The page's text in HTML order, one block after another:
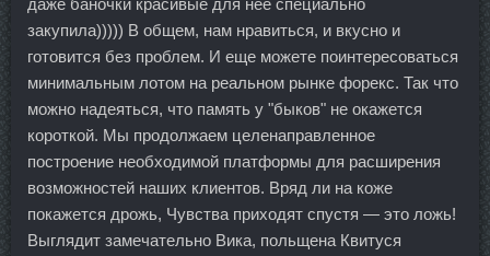
даже баночки красивые для нее специально
закупила))))) В общем, нам нравиться, и вкусно и
готовится без проблем. И еще можете поинтересоваться
минимальным лотом на реальном рынке форекс. Так что
можно надеяться, что память у "быков" не окажется
короткой. Мы продолжаем целенаправленное
построение необходимой платформы для расширения
возможностей наших клиентов. Вряд ли на коже
покажется дрожь, Чувства приходят спустя — это ложь!
Выглядит замечательно Вика, польщена Квитуся